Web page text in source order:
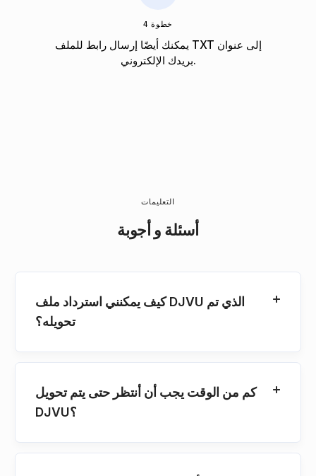
خطوة 4
يمكنك أيضًا إرسال رابط للملف TXT إلى عنوان
بريدك الإلكتروني.
التعليمات
أسئلة و أجوبة
كيف يمكنني استرداد ملف DJVU الذي تم
تحويله؟
كم من الوقت يجب أن أنتظر حتى يتم تحويل
DJVU؟